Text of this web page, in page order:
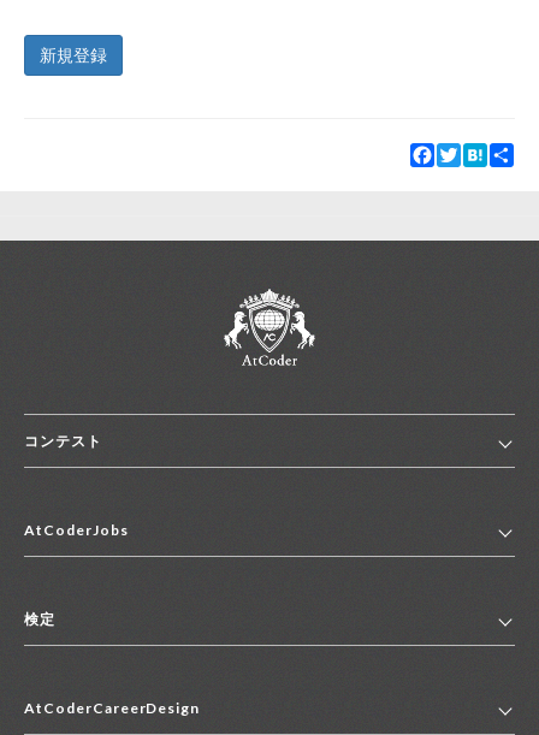
新規登録
Facebook
TwitterHatena
コンテスト
コンテスト一覧
便利リンク集
AtCoderJobs
2027年新卒採用求人一覧
中途採用求人一覧
検定
マイページ
AtCoderCareerDesign